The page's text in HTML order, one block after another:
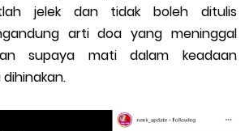
jelek dan tidak boleh ditulis
arti doa yang meninggal
supaya mati dalam keadaan